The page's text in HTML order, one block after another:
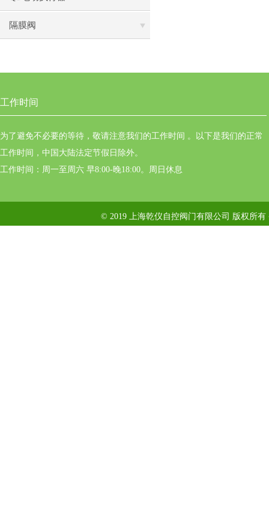
隔膜阀
工作时间
为了避免不必要的等待，敬请注意我们的工作时间 。以下是我们的正常
工作时间，中国大陆法定节假日除外。
工作时间：周一至周六 早8:00-晚18:00。周日休息
© 2019 上海乾仪自控阀门有限公司 版权所有